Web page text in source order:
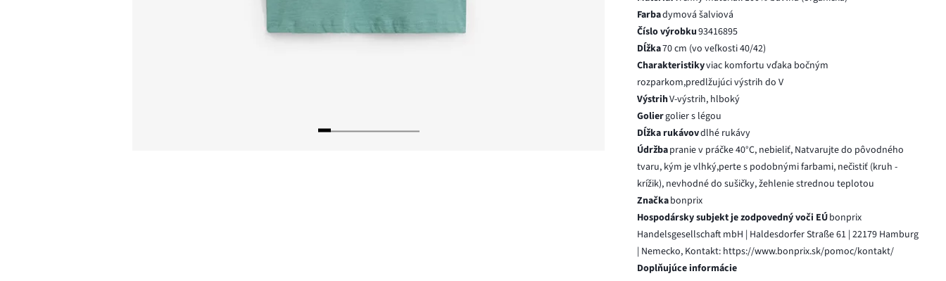
Farbadymová šalviová
Číslo výrobku93416895
Dĺžka70 cm (vo veľkosti 40/42)
Charakteristikyviac komfortu vďaka bočným
rozparkom,predlžujúci výstrih do V
VýstrihV-výstrih, hlboký
Goliergolier s légou
Dĺžka rukávovdlhé rukávy
Údržbapranie v práčke 40°C, nebieliť, Natvarujte do pôvodného
tvaru, kým je vlhký,perte s podobnými farbami, nečistiť (kruh -
krížik), nevhodné do sušičky, žehlenie strednou teplotou
Značkabonprix
Hospodársky subjekt je zodpovedný voči EÚbonprix
Handelsgesellschaft mbH | Haldesdorfer Straße 61 | 22179 Hamburg
| Nemecko, Kontakt: https://www.bonprix.sk/pomoc/kontakt/
Doplňujúce informácie